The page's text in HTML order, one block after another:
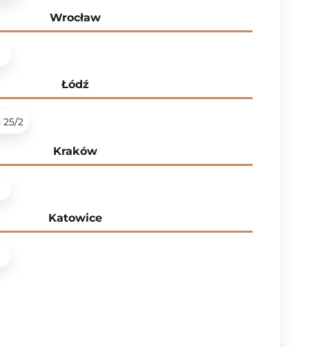
Wrocław
Łódź
25/2
Kraków
Katowice